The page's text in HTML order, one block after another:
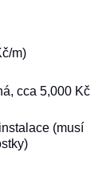
m)
cca 5,000 Kč
(musí